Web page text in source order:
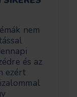
nem
és az
ezért